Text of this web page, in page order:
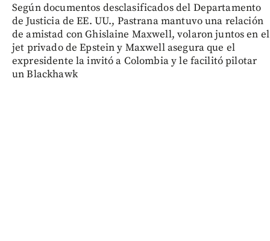
Según documentos desclasificados del Departamento
de Justicia de EE. UU., Pastrana mantuvo una relación
de amistad con Ghislaine Maxwell, volaron juntos en el
jet privado de Epstein y Maxwell asegura que el
expresidente la invitó a Colombia y le facilitó pilotar
un Blackhawk